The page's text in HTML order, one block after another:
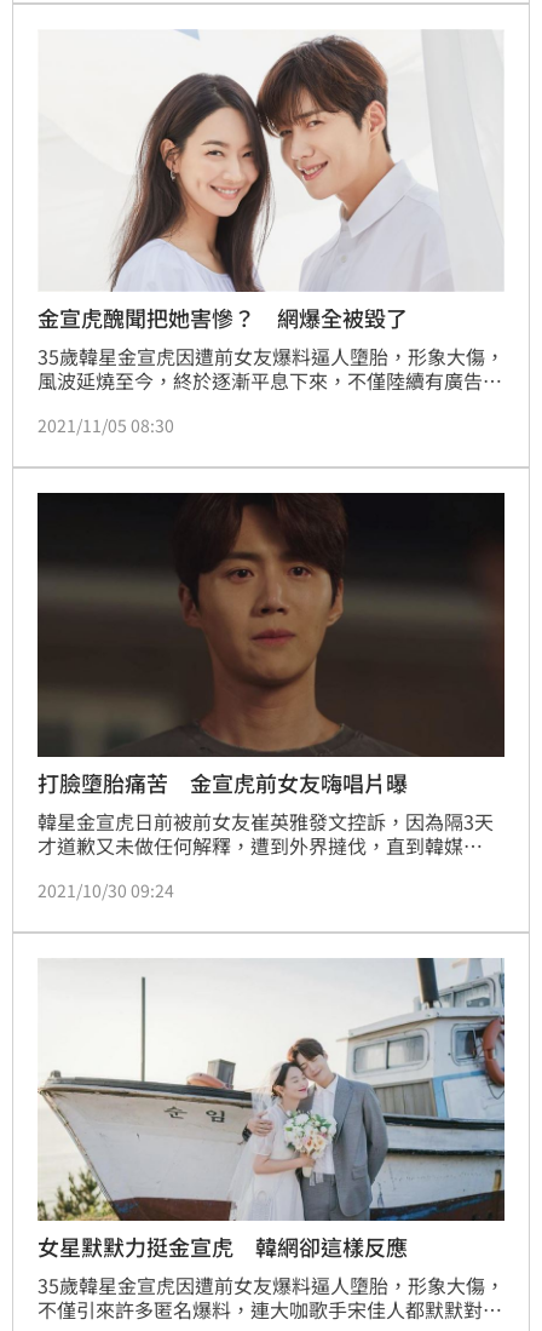
藝身涯中，藏了許多辛酸，更因為韓戰與家人失散長達
50年，如今成了韓國最資深的女演員。
金宣虎醜聞把她害慘？ 網爆全被毀了
35歲韓星金宣虎因遭前女友爆料逼人墮胎，形象大傷，
風波延燒至今，終於逐漸平息下來，不僅陸續有廣告商
單，然而近日卻有韓媒指出，與他在韓劇《海岸村恰恰
2021/11/05 08:30
打臉墮胎痛苦 金宣虎前女友嗨唱片曝
韓星金宣虎日前被前女友崔英雅發文控訴，因為隔3天
才道歉又未做任何解釋，遭到外界撻伐，直到韓媒
料文扭曲12項事實，還有平時說謊成性、會到處找男人
（音譯）先是抖出金宣虎前女友的離婚過程，昨（29
日）又亮出與其他男人見面的影片。林呈育報導
2021/10/30 09:24
女星默默力挺金宣虎 韓網卻這樣反應
35歲韓星金宣虎因遭前女友爆料逼人墮胎，形象大傷，
不僅引來許多匿名爆料，連大咖歌手宋佳人都默默對他